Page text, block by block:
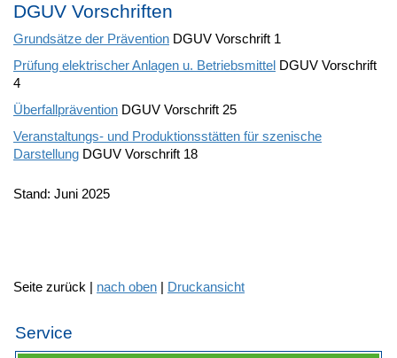
DGUV Vorschriften
Grundsätze der Prävention DGUV Vorschrift 1
Prüfung elektrischer Anlagen u. Betriebsmittel DGUV Vorschrift
4
Überfallprävention DGUV Vorschrift 25
Veranstaltungs- und Produktionsstätten für szenische
Darstellung DGUV Vorschrift 18
Stand: Juni 2025
Seite zurück | nach oben | Druckansicht
Service